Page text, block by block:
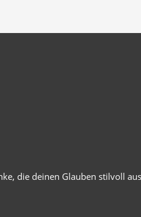
die deinen Glauben stilvoll